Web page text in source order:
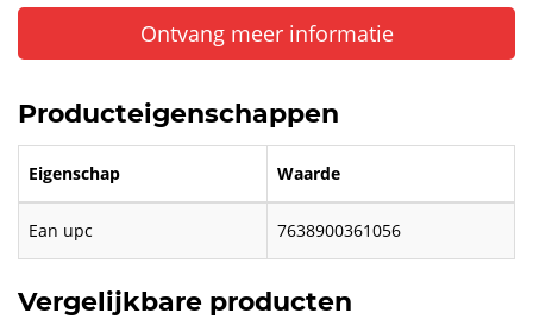
Ontvang meer informatie
Producteigenschappen
Eigenschap Waarde
Ean upc 7638900361056
Vergelijkbare producten